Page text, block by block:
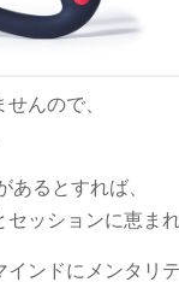
んので、
あるとすれば、
ッションに恵ま
インドにメンタリ